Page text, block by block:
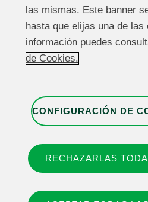
Canal de
las mismas. Este banner
hasta que elijas una de las
información puedes
de Cookies.
CONFIGURACIÓN DE
RECHAZARLAS